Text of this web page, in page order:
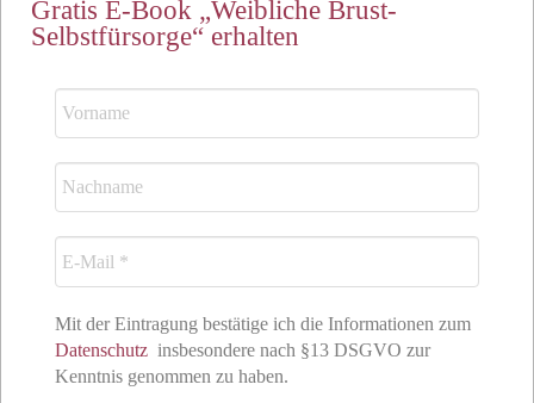
Gratis E-Book „Weibliche Brust-
Selbstfürsorge“ erhalten
Mit der Eintragung bestätige ich die Informationen zum
Datenschutz insbesondere nach §13 DSGVO zur
Kenntnis genommen zu haben.